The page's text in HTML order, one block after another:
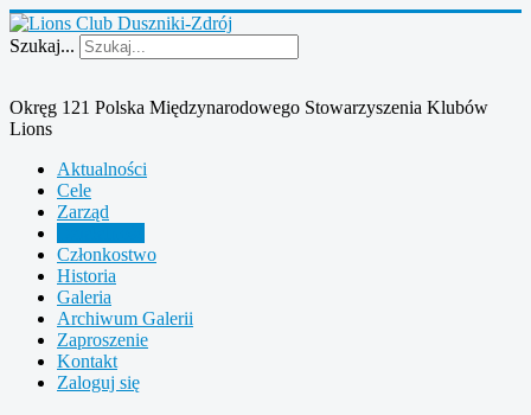
Szukaj...
Okręg 121 Polska Międzynarodowego Stowarzyszenia Klubów
Lions
Aktualności
Cele
Zarząd
Członkostwo
Historia
Galeria
Archiwum Galerii
Zaproszenie
Kontakt
Zaloguj się